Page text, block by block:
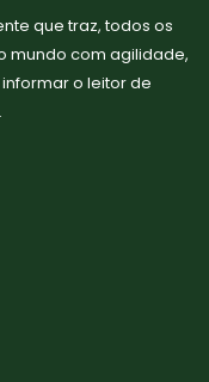
que traz, todos os
mundo com agilidade,
o leitor de